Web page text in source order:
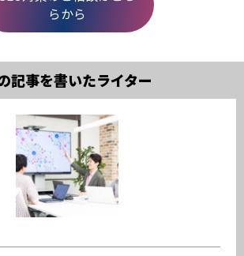
らから
記事を書いたライター